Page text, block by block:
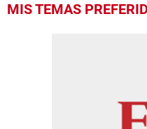
MIS TEMAS